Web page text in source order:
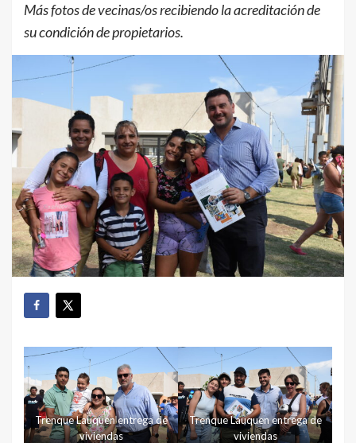
Más fotos de vecinas/os recibiendo la acreditación de
su condición de propietarios.
Trenque Lauquen entrega de
viviendas
Trenque Lauquen entrega de
viviendas